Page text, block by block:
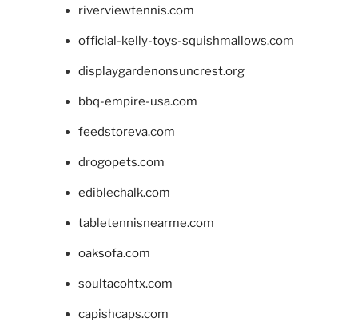
riverviewtennis.com
official-kelly-toys-squishmallows.com
displaygardenonsuncrest.org
bbq-empire-usa.com
feedstoreva.com
drogopets.com
ediblechalk.com
tabletennisnearme.com
oaksofa.com
soultacohtx.com
capishcaps.com